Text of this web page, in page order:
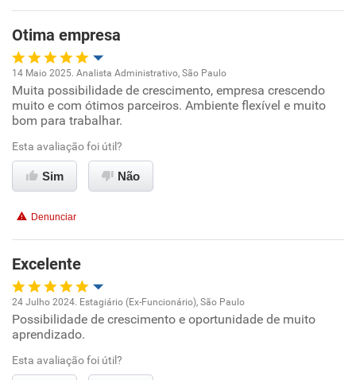
Benefícios
Recomenda esta empresa
Recomenda a diretoria
Otima empresa
Oportunidade de promoção
Ambiente de trabalho
Conciliação com a vida familiar
14 Maio 2025. Analista Administrativo, São Paulo
Muita possibilidade de crescimento, empresa crescendo
muito e com ótimos parceiros. Ambiente flexível e muito
bom para trabalhar.
Esta avaliação foi útil?
Sim Não
Denunciar
Excelente
Oportunidade de promoção
Ambiente de trabalho
24 Julho 2024. Estagiário (Ex-Funcionário), São Paulo
Possibilidade de crescimento e oportunidade de muito
aprendizado.
Esta avaliação foi útil?